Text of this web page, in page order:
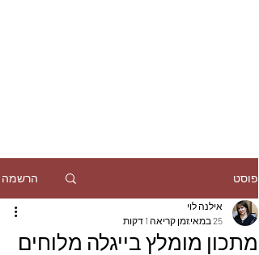
פוסט הרשמה
מתכון מומלץ בייגלה מלוחים
אילנה לוי
25 במאי
זמן קריאה 1 דקות